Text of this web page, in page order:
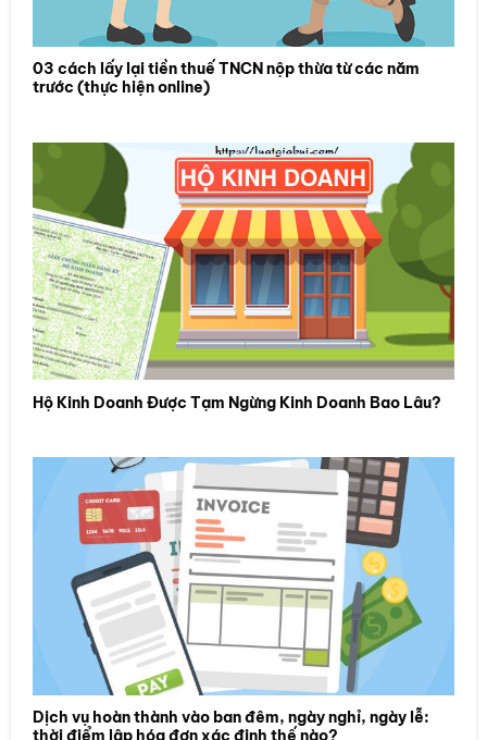
03 cách lấy lại tiền thuế TNCN nộp thừa từ các năm
trước (thực hiện online)
Hộ Kinh Doanh Được Tạm Ngừng Kinh Doanh Bao Lâu?
Dịch vụ hoàn thành vào ban đêm, ngày nghỉ, ngày lễ:
thời điểm lập hóa đơn xác định thế nào?